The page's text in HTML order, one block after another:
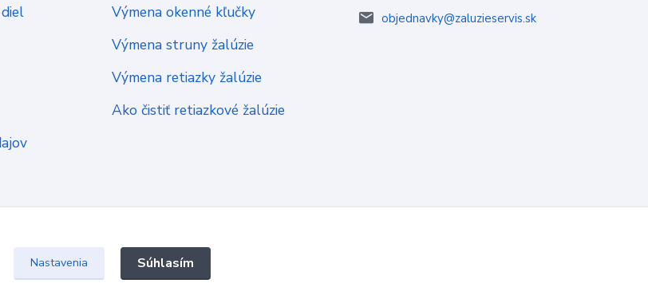
Výmena okenné kľučky
Výmena struny žalúzie
Výmena retiazky žalúzie
Ako čistiť retiazkové žalúzie
objednavky@zaluzieservis.sk
Nastavenia Súhlasím